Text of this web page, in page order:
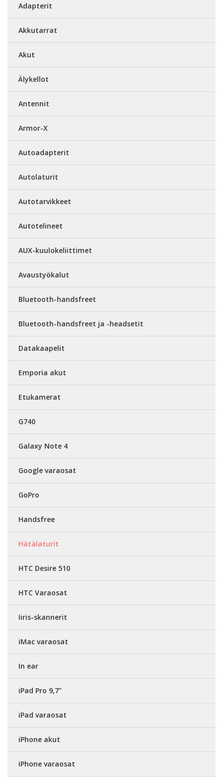
Adapterit
Akkutarrat
Akut
Älykellot
Antennit
Armor-X
Autoadapterit
Autolaturit
Autotarvikkeet
Autotelineet
AUX-kuulokeliittimet
Avaustyökalut
Bluetooth-handsfreet
Bluetooth-handsfreet ja -headsetit
Datakaapelit
Emporia akut
Etukamerat
G740
Galaxy Note 4
Google varaosat
GoPro
Handsfree
Hätälaturit
HTC Desire 510
HTC Varaosat
Iiris-skannerit
iMac varaosat
In ear
iPad Pro 9,7"
iPad varaosat
iPhone akut
iPhone varaosat